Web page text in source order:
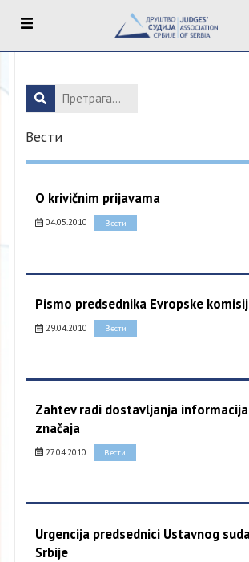
Вести
O krivičnim prijavama
04.05.2010 Вести
Pismo predsednika Evropske
29.04.2010 Вести
Zahtev radi dostavljanja
značaja
27.04.2010 Вести
Urgencija predsednici Ustavnog
Srbije